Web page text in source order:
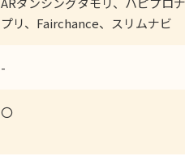
プリ、Fairchance、スリムナビ
-
〇